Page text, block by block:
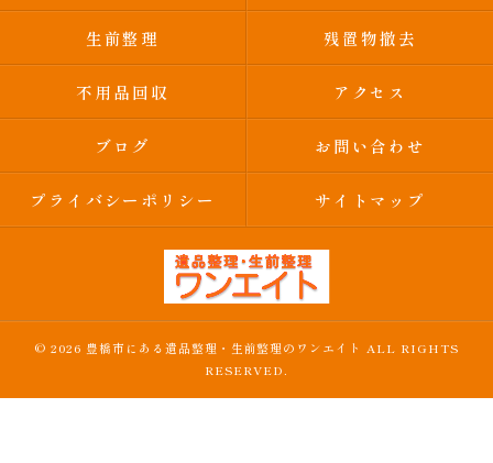
生前整理 残置物撤去
不用品回収 アクセス
ブログ お問い合わせ
プライバシーポリシー サイトマップ
© 2026 豊橋市にある遺品整理・生前整理のワンエイト ALL RIGHTS
RESERVED.